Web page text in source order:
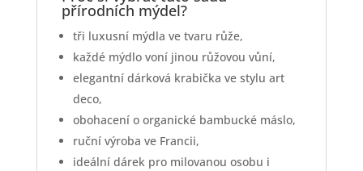
přírodních mýdel?
tři luxusní mýdla ve tvaru růže,
každé mýdlo voní jinou růžovou vůní,
elegantní dárková krabička ve stylu art
deco,
obohacení o organické bambucké máslo,
ruční výroba ve Francii,
ideální dárek pro milovanou osobu i